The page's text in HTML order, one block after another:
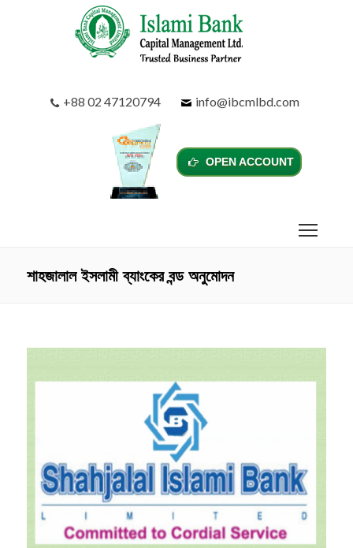
+88 02 47120794 info@ibcmlbd.com
OPEN ACCOUNT
শাহজালাল ইসলামী ব্যাংকের বন্ড অনুমোদন